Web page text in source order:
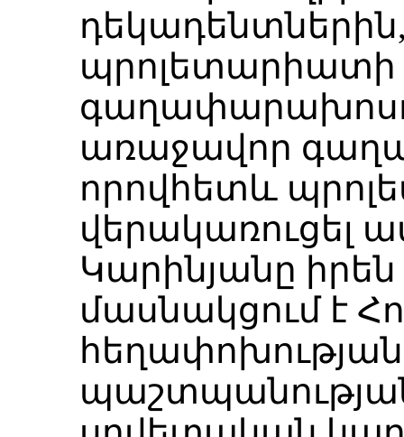
դեկադենտներին,
պրոլետարիատի
առաջավոր
որովհետև
վերակառուցել
Կարինյանը
մասնակցում է